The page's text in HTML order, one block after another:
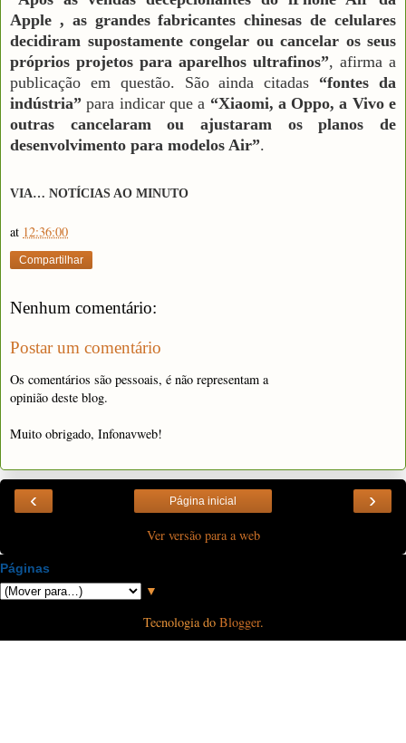
Apple , as grandes fabricantes chinesas de celulares
decidiram supostamente congelar ou cancelar os seus
próprios projetos para aparelhos ultrafinos”, afirma a
publicação em questão. São ainda citadas “fontes da
indústria”para indicar que a “Xiaomi, a Oppo, a Vivo e
outras cancelaram ou ajustaram os planos de
desenvolvimento para modelos Air”.
VIA… NOTÍCIAS AO MINUTO
at 12:36:00
Compartilhar
Nenhum comentário:
Postar um comentário
Os comentários são pessoais, é não representam a
opinião deste blog.
Muito obrigado, Infonavweb!
‹ ›
Página inicial
Ver versão para a web
Páginas
▼
Tecnologia do Blogger.